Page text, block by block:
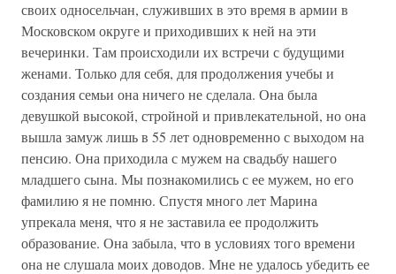
своих односельчан, служивших в это время в армии в
Московском округе и приходивших к ней на эти
вечеринки. Там происходили их встречи с будущими
женами. Только для себя, для продолжения учебы и
создания семьи она ничего не сделала. Она была
девушкой высокой, стройной и привлекательной, но она
вышла замуж лишь в 55 лет одновременно с выходом на
пенсию. Она приходила с мужем на свадьбу нашего
младшего сына. Мы познакомились с ее мужем, но его
фамилию я не помню. Спустя много лет Марина
упрекала меня, что я не заставила ее продолжить
образование. Она забыла, что в условиях того времени
она не слушала моих доводов. Мне не удалось убедить ее